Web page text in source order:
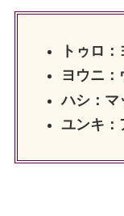
トゥロ
ヨウニ
ハシ：マ
ユンキ：